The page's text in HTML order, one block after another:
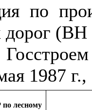
по
(ВН
Госстроем
я 1987
лесному